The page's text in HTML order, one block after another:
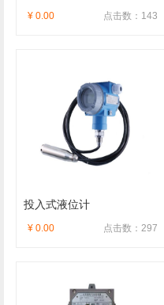
点击数：143
¥ 0.00
投入式液位计
点击数：297
¥ 0.00